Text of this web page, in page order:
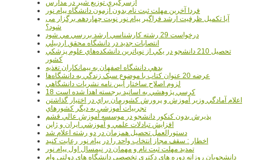
ازسرگيري توزيع شير در مدارس
فردا آخرین مهلت ثبت نام بدون آزمون دانشگاه پیام نور
آیا تکمیل ظرفیت ارشد فراگیر پیام نور نوبت چهاردهم برگزار می
شود؟
درخواست 29 رشته کارشناسي ارشد بررسي مي شود
انتصابات جديد در دانشگاه محقق اردبيلي
تحصيل 210 دانشجو در يکي از نوپاترين دانشکده‌هاي علوم پزشکي
کشور
بدهي دانشگاه اصفهان به پيمانکاران تغذيه
عرضه 20 عنوان کتاب با موضوع سبک زندگي به دانشگاه‌ها
لزوم اصلاح ساختار آيين نامه نشريات دانشگاهي
18 کرسي پژوهشي به اساتيد برجسته اهدا شده است
اعلام آمادگي وزير آموزش و پرورش کشورمان براي در اختيار گذاشتن
تجربيات آموزشي به ديگر کشورهاي
پذيرش بدون کنکور دانشجو در موسسه آموزش عالي قشم
افزايش تبادلات علمي و آموزشي ايران و ژاپن
دستورالعمل تحصیل همزمان در دو رشته اعلام شد
اخطار : سقف مجاز انتخاب واحد را در پیام نور رعایت کنید
تمدید مهلت ثبت نام و مهمان در نیمسال اول پیام نور
دانشجويان روزانه دوره هاي دكتري تخصصي دانشگاه هاي دولتي وام